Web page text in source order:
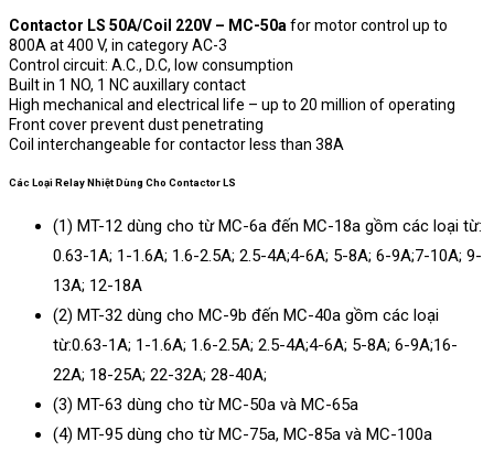
Contactor LS 50A/Coil 220V – MC-50a for motor control up to
800A at 400 V, in category AC-3
Control circuit: A.C., D.C, low consumption
Built in 1 NO, 1 NC auxillary contact
High mechanical and electrical life – up to 20 million of operating
Front cover prevent dust penetrating
Coil interchangeable for contactor less than 38A
Các Loại Relay Nhiệt Dùng Cho Contactor LS
(1) MT-12 dùng cho từ MC-6a đến MC-18a gồm các loại từ:
0.63-1A; 1-1.6A; 1.6-2.5A; 2.5-4A;4-6A; 5-8A; 6-9A;7-10A; 9-
13A; 12-18A
(2) MT-32 dùng cho MC-9b đến MC-40a gồm các loại
từ:0.63-1A; 1-1.6A; 1.6-2.5A; 2.5-4A;4-6A; 5-8A; 6-9A;16-
22A; 18-25A; 22-32A; 28-40A;
(3) MT-63 dùng cho từ MC-50a và MC-65a
(4) MT-95 dùng cho từ MC-75a, MC-85a và MC-100a